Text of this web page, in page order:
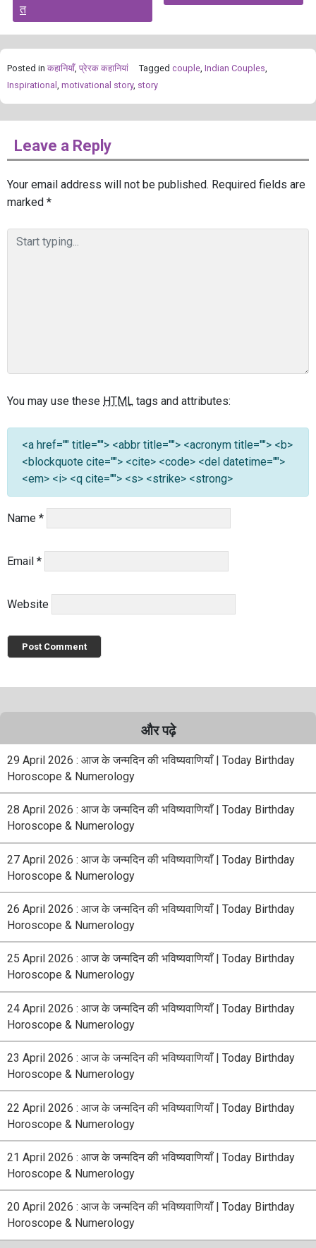
त
Posted in कहानियाँ, प्रेरक कहानियां Tagged couple Indian Couples
Inspirational
motivational story, story
Leave a Reply
Your email address will not be published. Required fields are
marked *
You may use these HTML tags and attributes:
<a href="" title=""> <abbr title=""> <acronym title=""> <b>
<blockquote cite=""> <cite> <code> <del datetime="">
<em> <i> <q cite=""> <s> <strike> <strong>
Name *
Email *
Website
और पढ़े
29 April 2026 : आज के जन्मदिन की भविष्यवाणियाँ | Today Birthday
Horoscope & Numerology
28 April 2026 : आज के जन्मदिन की भविष्यवाणियाँ | Today Birthday
Horoscope & Numerology
27 April 2026 : आज के जन्मदिन की भविष्यवाणियाँ | Today Birthday
Horoscope & Numerology
26 April 2026 : आज के जन्मदिन की भविष्यवाणियाँ | Today Birthday
Horoscope & Numerology
25 April 2026 : आज के जन्मदिन की भविष्यवाणियाँ | Today Birthday
Horoscope & Numerology
24 April 2026 : आज के जन्मदिन की भविष्यवाणियाँ | Today Birthday
Horoscope & Numerology
23 April 2026 : आज के जन्मदिन की भविष्यवाणियाँ | Today Birthday
Horoscope & Numerology
22 April 2026 : आज के जन्मदिन की भविष्यवाणियाँ | Today Birthday
Horoscope & Numerology
21 April 2026 : आज के जन्मदिन की भविष्यवाणियाँ | Today Birthday
Horoscope & Numerology
20 April 2026 : आज के जन्मदिन की भविष्यवाणियाँ | Today Birthday
Horoscope & Numerology